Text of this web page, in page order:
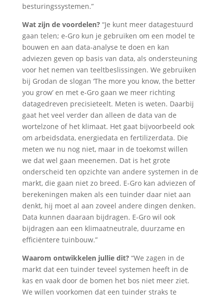
besturingssystemen.”
Wat zijn de voordelen? “Je kunt meer datagestuurd
gaan telen; e-Gro kun je gebruiken om een model te
bouwen en aan data-analyse te doen en kan
adviezen geven op basis van data, als ondersteuning
voor het nemen van teeltbeslissingen. We gebruiken
bij Grodan de slogan ‘The more you know, the better
you grow’ en met e-Gro gaan we meer richting
datagedreven precisieteelt. Meten is weten. Daarbij
gaat het veel verder dan alleen de data van de
wortelzone of het klimaat. Het gaat bijvoorbeeld ook
om arbeidsdata, energiedata en fertilizerdata. Die
meten we nu nog niet, maar in de toekomst willen
we dat wel gaan meenemen. Dat is het grote
onderscheid ten opzichte van andere systemen in de
markt, die gaan niet zo breed. E-Gro kan adviezen of
berekeningen maken als een tuinder daar niet aan
denkt, hij moet al aan zoveel andere dingen denken.
Data kunnen daaraan bijdragen. E-Gro wil ook
bijdragen aan een klimaatneutrale, duurzame en
efficiëntere tuinbouw.”
Waarom ontwikkelen jullie dit?“We zagen in de
markt dat een tuinder teveel systemen heeft in de
kas en vaak door de bomen het bos niet meer ziet.
We willen voorkomen dat een tuinder straks te